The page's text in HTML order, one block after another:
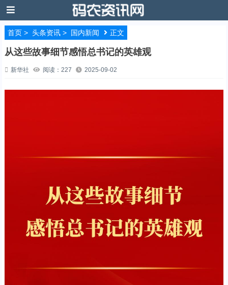
首页> 头条资讯> 国内新闻 正文
从这些故事细节感悟总书记的英雄观
新华社 阅读：227 2025-09-02